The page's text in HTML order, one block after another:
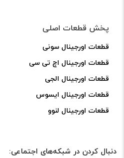
پخش قطعات اصلی
قطعات اورجینال سونی
قطعات اورجینال اچ تی سی
قطعات اورجینال الجی
قطعات اورجینال ایسوس
قطعات اورجینال لنوو
دنبال کردن در شبکه‌های اجتماعی: